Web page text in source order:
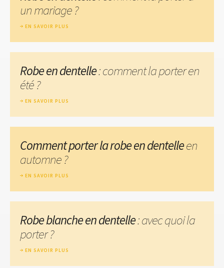
un mariage ?
EN SAVOIR PLUS
Robe en dentelle: comment la porter en
été ?
EN SAVOIR PLUS
Comment porter la robe en dentelleen
automne ?
EN SAVOIR PLUS
Robe blanche en dentelle: avec quoi la
porter ?
EN SAVOIR PLUS